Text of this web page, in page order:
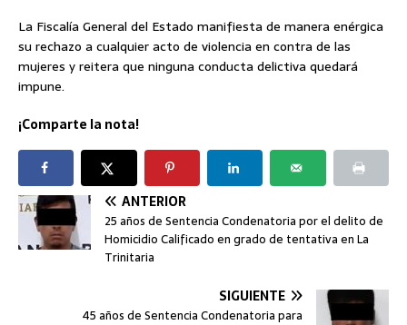
La Fiscalía General del Estado manifiesta de manera enérgica
su rechazo a cualquier acto de violencia en contra de las
mujeres y reitera que ninguna conducta delictiva quedará
impune.
¡Comparte la nota!
ANTERIOR
25 años de Sentencia Condenatoria por el delito de
Homicidio Calificado en grado de tentativa en La
Trinitaria
SIGUIENTE
45 años de Sentencia Condenatoria para